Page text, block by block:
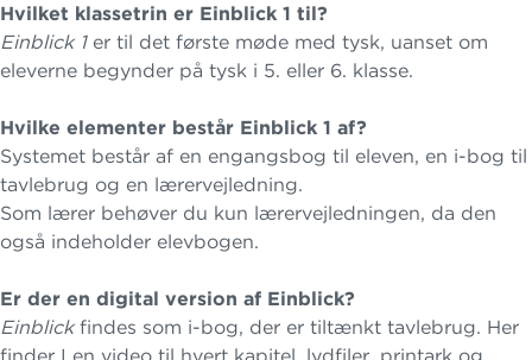
Hvilket klassetrin er Einblick 1 til?
Einblick 1er til det første møde med tysk, uanset om
eleverne begynder på tysk i 5. eller 6. klasse.
Hvilke elementer består Einblick 1 af?
Systemet består af en engangsbog til eleven, en i-bog til
tavlebrug og en lærervejledning.
Som lærer behøver du kun lærervejledningen, da den
også indeholder elevbogen.
Er der en digital version af Einblick?
Einblickfindes som i-bog, der er tiltænkt tavlebrug. Her